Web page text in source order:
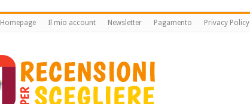
Homepage Il mio account Newsletter Pagamento Privacy Policy